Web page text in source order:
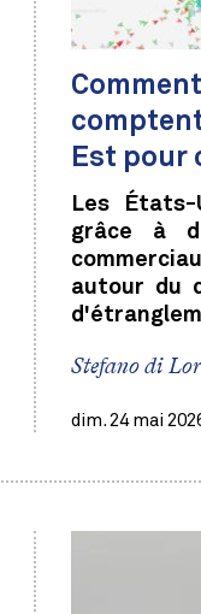
Est pour
Les
grâce à
autour du
Stefano di
dim. 24 mai